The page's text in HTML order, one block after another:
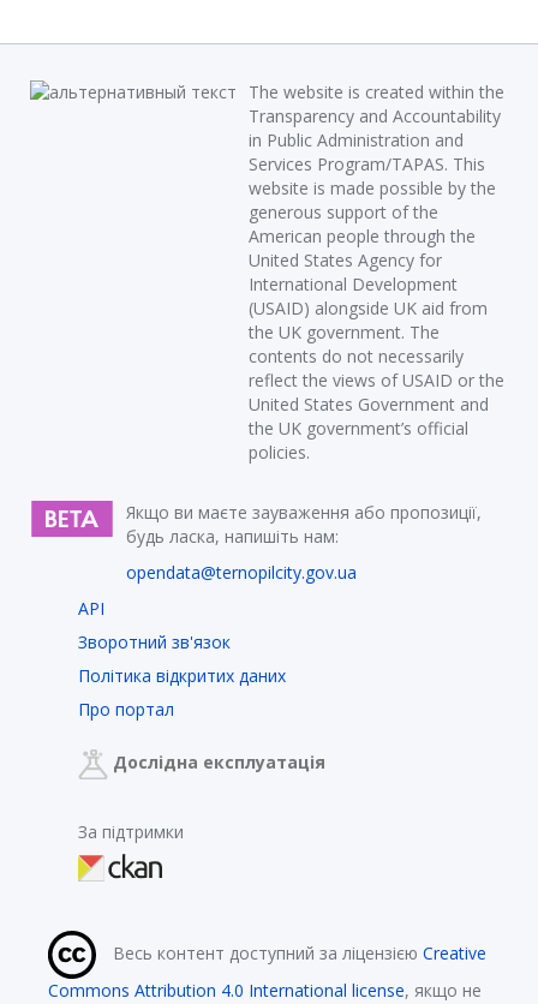
The website is created within the
Transparency and Accountability
in Public Administration and
Services Program/TAPAS. This
website is made possible by the
generous support of the
American people through the
United States Agency for
International Development
(USAID) alongside UK aid from
the UK government. The
contents do not necessarily
reflect the views of USAID or the
United States Government and
the UK government’s official
policies.
Якщо ви маєте зауваження або пропозиції,
будь ласка, напишіть нам:
opendata@ternopilcity.gov.ua
API
Зворотний зв'язок
Політика відкритих даних
Про портал
Дослідна експлуатація
За підтримки
Весь контент доступний за ліцензією Creative
Commons Attribution 4.0 International license, якщо не